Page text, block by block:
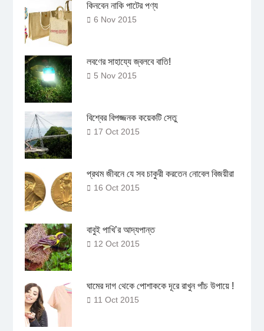
কিনবেন নাকি পাটের পণ্য
6 Nov 2015
লবণের সাহায্যে জ্বলবে বাতি!
5 Nov 2015
বিশ্বের বিপজ্জনক কয়েকটি সেতু
17 Oct 2015
প্রথম জীবনে যে সব চাকুরী করতেন নোবেল বিজয়ীরা
16 Oct 2015
বাবুই পাখি’র আদ্যপান্ত
12 Oct 2015
ঘামের দাগ থেকে পোশাককে দূরে রাখুন পাঁচ উপায়ে !
11 Oct 2015